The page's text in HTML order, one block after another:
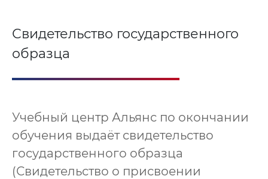
Свидетельство государственного
образца
Учебный центр Альянс по окончании
обучения выдаёт свидетельство
государственного образца
(Свидетельство о присвоении